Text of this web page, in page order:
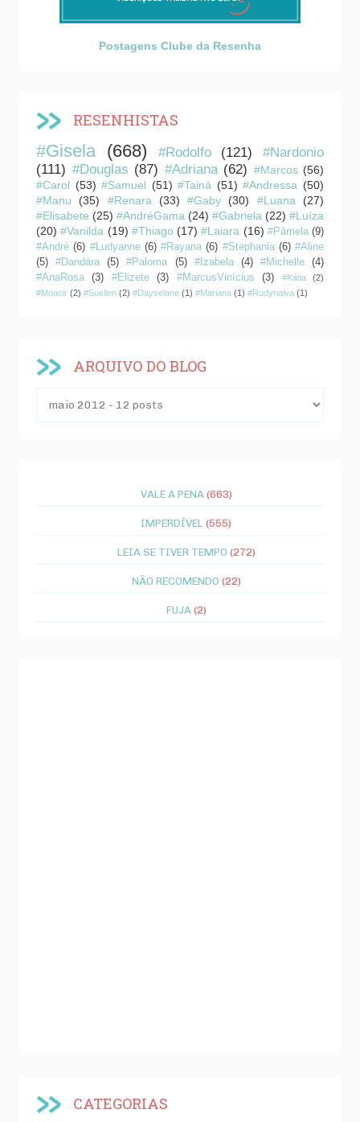
Postagens Clube da Resenha
RESENHISTAS
#Gisela (668) #Rodolfo (121)
#Nardonio
(111) #Douglas (87) #Adriana (62) #Marcos (56)
#Carol (53) #Samuel (51) #Tainá (51) #Andressa (50)
#Manu
(35) #Renara (33) #Gaby (30) #Luana
(27)
#Elisabete (25) #AndréGama (24) #Gabriela (22) #Luíza
(20) #Vanilda (19) #Thiago (17) #Laiara (16) #Pâmela (9)
#André (6) #Ludyanne (6) #Rayana (6) #Stephania (6) #Aline
(5)
#Dandára (5) #Paloma (5) #Izabela (4) #Michelle
(4)
#AnaRosa
(3) #Elizete (3) #MarcusVinícius (3) #Kátia
(2)
#Moacir (2) #Suellen (2) #Dayselane (1) #Mariana (1) #Rudynalva (1)
ARQUIVO DO BLOG
VALE A PENA (663)
IMPERDÍVEL(555)
LEIA SE TIVER TEMPO (272)
NÃO RECOMENDO (22)
FUJA (2)
CATEGORIAS